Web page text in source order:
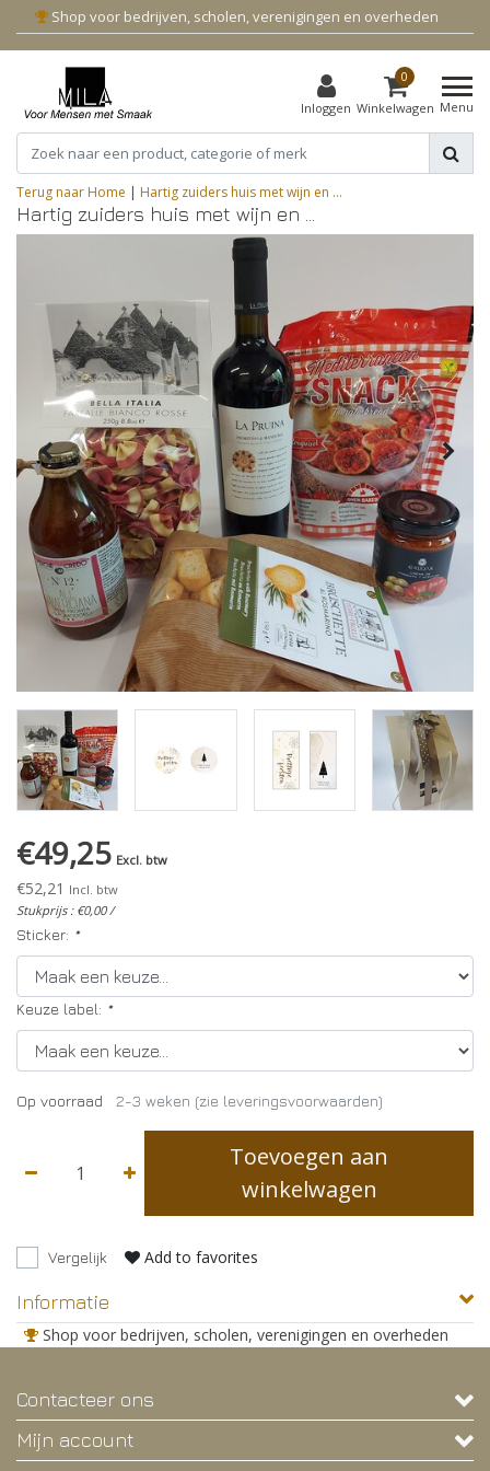
Shop voor bedrijven, scholen, verenigingen en overheden
Inloggen
0
Winkelwagen Menu
Terug naar Home | Hartig zuiders huis met wijn en ...
Hartig zuiders huis met wijn en ...
€49,25 Excl. btw
€52,21 Incl. btw
Stukprijs : €0,00 /
Sticker: *
Keuze label: *
Op voorraad 2-3 weken (zie leveringsvoorwaarden)
Toevoegen aan
winkelwagen
Vergelijk Add to favorites
Informatie
Shop voor bedrijven, scholen, verenigingen en overheden
Contacteer ons
Mijn account